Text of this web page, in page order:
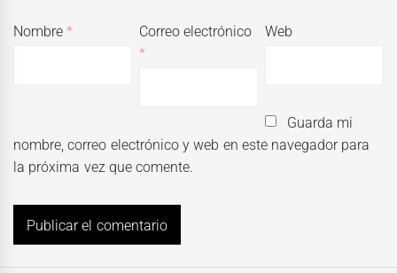
Nombre*
Correo electrónico
*
Web
Guarda mi
nombre, correo electrónico y web en este navegador para
la próxima vez que comente.